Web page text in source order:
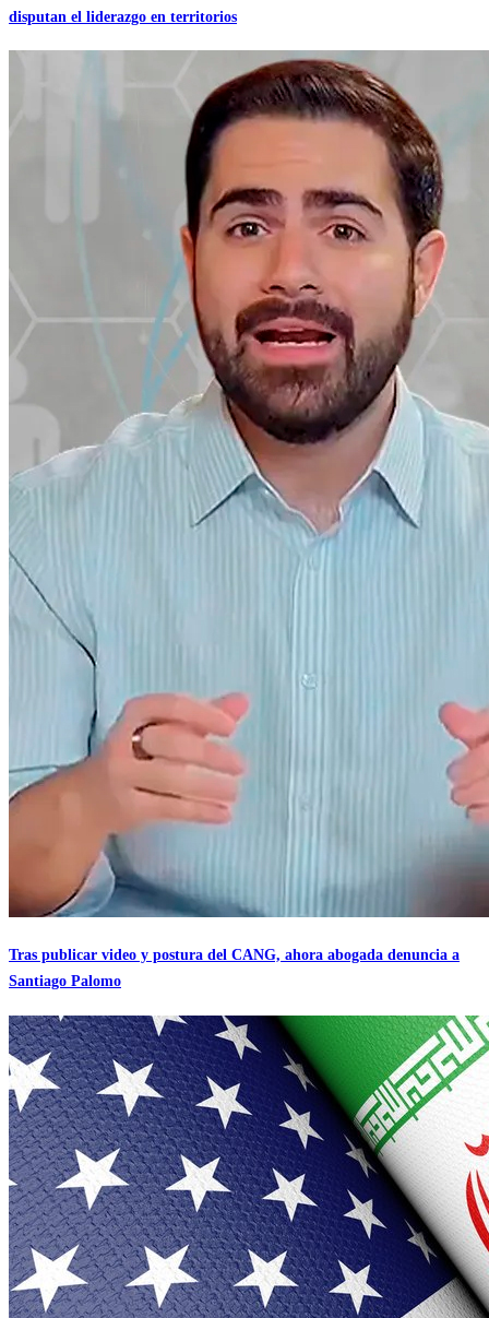
disputan el liderazgo en territorios
Tras publicar video y postura del CANG, ahora abogada denuncia a
Santiago Palomo